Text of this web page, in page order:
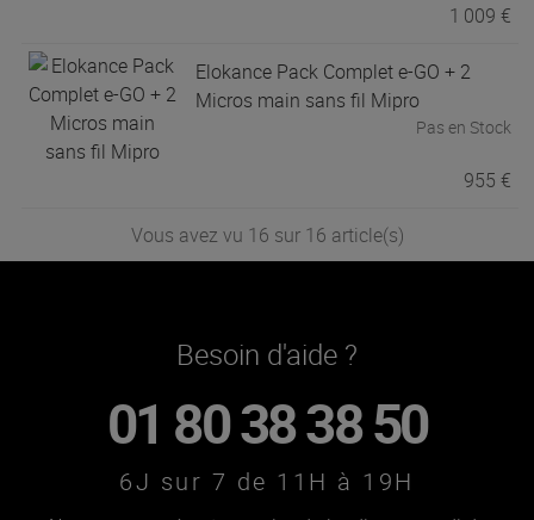
1 009 €
Elokance Pack Complet e-GO + 2
Micros main sans fil Mipro
Pas en Stock
955 €
Vous avez vu 16 sur 16 article(s)
Besoin d'aide ?
01 80 38 38 50
6J sur 7 de 11H à 19H